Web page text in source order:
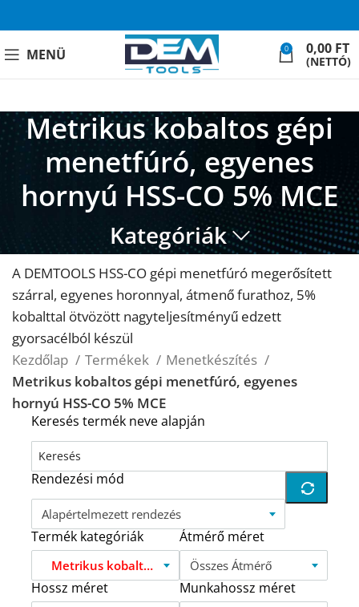
MENÜ 0 0,00 FT
(NETTÓ)
Metrikus kobaltos gépi
menetfúró, egyenes
hornyú HSS-CO 5% MCE
Kategóriák
A DEMTOOLS HSS-CO gépi menetfúró megerősített
szárral, egyenes horonnyal, átmenő furathoz, 5%
kobalttal ötvözött nagyteljesítményű edzett
gyorsacélból készül
Kezdőlap
Termékek
Menetkészítés
Metrikus kobaltos gépi menetfúró, egyenes
hornyú HSS-CO 5% MCE
Keresés termék neve alapján
Rendezési mód
Alapértelmezett rendezés
Termék kategóriák
Metrikus kobaltos gépi menetfúró, egyenes hornyú HSS-CO 5% MCE
Átmérő méret
Összes Átmérő
Hossz méret Munkahossz méret